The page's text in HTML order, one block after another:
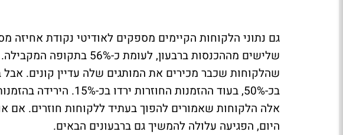
גם נתוני הלקוחות הקיימים מספקים לאודיטי נקודת אחיזה
שלישים מההכנסות ברבעון,
שהלקוחות שכבר מכירים את המותגים שלה עדיין קונים. אבל
בכ-50%, בעוד ההזמנות
אלה הלקוחות שאמורים להפוך בעתיד ללקוחות חוזרים. אם
היום, הפגיעה עלולה להמשיך גם ברבעונים הבאים.